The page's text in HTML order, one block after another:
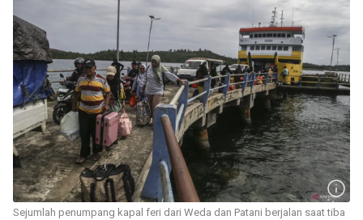
Sejumlah penumpang kapal feri dari Weda dan Patani berjalan saat tiba